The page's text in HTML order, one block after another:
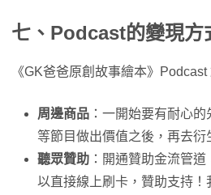
七、Podcast的變現方
《GK爸爸原創故事繪本》
周邊商品 ：一開始要有耐心
等節目做出價值之後，再去衍
聽眾贊助 ：開通贊助金流管
以直接線上刷卡，贊助支持！